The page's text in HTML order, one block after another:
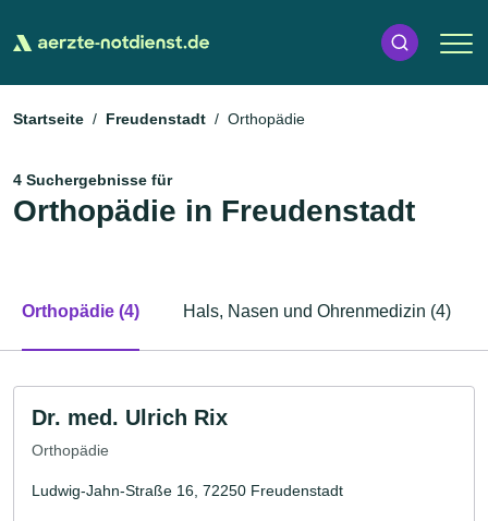
Startseite Freudenstadt Orthopädie
4 Suchergebnisse für
Orthopädie in Freudenstadt
Orthopädie (4) Hals, Nasen und Ohrenmedizin (4)
Dr. med. Ulrich Rix
Orthopädie
Ludwig-Jahn-Straße 16, 72250 Freudenstadt